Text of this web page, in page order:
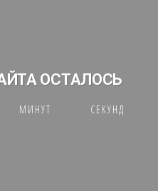
ОСТАЛОСЬ
МИНУТ СЕКУНД